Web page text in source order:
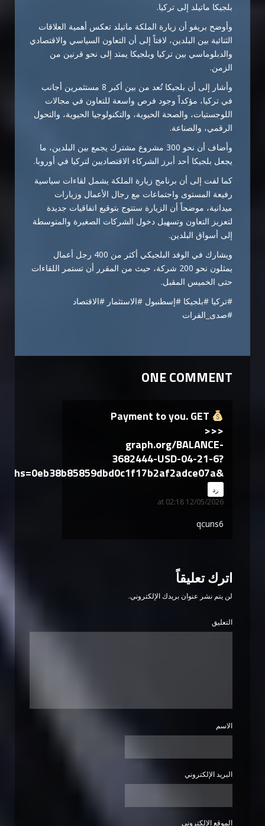
بلجيكا ماتيلد إلى تركيا.
وأوضح بريفو أن زيارة الملكة ماتيلد تعكس أهمية العلاقات
الثنائية بين البلدين، لافتاً إلى أن التعاون السياسي والاقتصادي
والدبلوماسي بين تركيا وبلجيكا يمتد إلى نحو قرنين من
الزمن.
وأشار إلى أن بلجيكا تُعد من بين أكبر 8 مستثمرين أجانب
في تركيا، مؤكداً وجود فرص واسعة للتعاون في مجالات
اللوجستيات، والصحة الحيوية، والتكنولوجيا الحيوية، والتحول
الرقمي، والصناعة.
وأضاف أن نحو 300 مشروع مشترك يجمع بين البلدين، ما
يجعل بلجيكا أحد أبرز الشركاء الاقتصاديين لتركيا في أوروبا.
كما لفت إلى أن برنامج زيارة الملكة يشمل لقاءات سياسية
رفيعة المستوى واجتماعات مع رجال الأعمال وزيارات
ميدانية، موضحاً أن الزيارة ستتوج بتوقيع اتفاقيات جديدة
لتعزيز التعاون وتسهيل دخول الشركات الصغيرة والمتوسطة
إلى أسواق البلدين.
ويشارك في الوفد البلجيكي أكثر من 400 رجل أعمال
يمثلون نحو 200 شركة، حيث من المقرر أن تستمر اللقاءات
حتى الخميس المقبل.
#تركيا #بلجيكا #إسطنبول #الاستثمار #الاقتصاد
#صدى_الفرات
ONE COMMENT
Payment to you. GET
>>>
graph.org/BALANCE-
3682444-USD-04-21-6?
hs=0eb38b85859dbd0c1f17b2af2adce07a&
says:
12/05/2026 at 02:18
رد
qcuns6
اترك تعليقاً
لن يتم نشر عنوان بريدك الإلكتروني.
التعليق
الاسم
البريد الإلكتروني
الموقع الإلكتروني